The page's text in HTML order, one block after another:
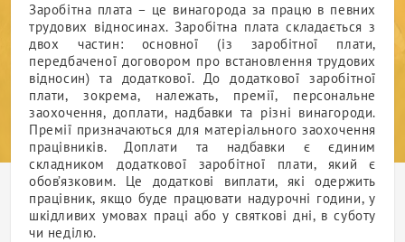
Заробітна плата – це винагорода за працю в певних
трудових відносинах. Заробітна плата складається з
двох частин: основної (із заробітної плати,
передбаченої договором про встановлення трудових
відносин) та додаткової. До додаткової заробітної
плати, зокрема, належать, премії, персональне
заохочення, доплати, надбавки та різні винагороди.
Премії призначаються для матеріального заохочення
працівників. Доплати та надбавки є єдиним
складником додаткової заробітної плати, який є
обов’язковим. Це додаткові виплати, які одержить
працівник, якщо буде працювати надурочні години, у
шкідливих умовах праці або у святкові дні, в суботу
чи неділю.